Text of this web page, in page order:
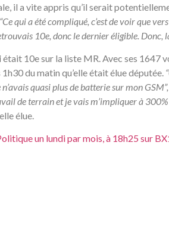
il a vite appris qu’il serait
“Ce qui a été compliqué, c’est de voir que
10e, donc le dernier éligible. Donc, là
était 10e sur la liste MR. Avec ses 1647
du matin qu’elle était élue députée.
n’avais quasi plus de batterie sur mon GSM”,
de terrain et je vais m’impliquer à
élue.
un lundi par mois, à 18h25 sur